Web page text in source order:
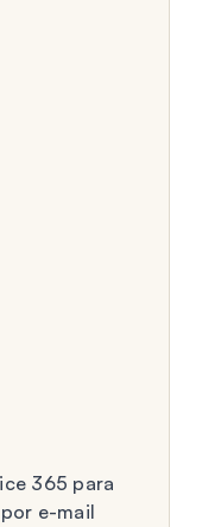
365 para
e-mail